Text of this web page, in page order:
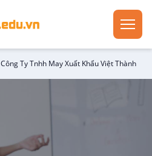
Công Ty Tnhh May Xuất Khẩu Việt Thành